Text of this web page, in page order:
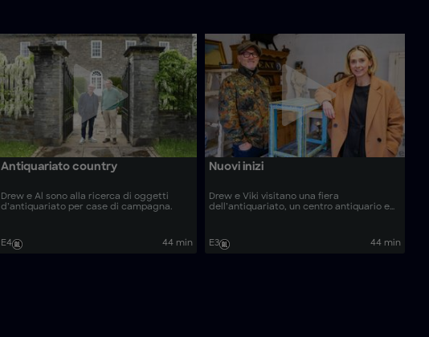
Antiquariato country
Drew e Al sono alla ricerca di oggetti
d’antiquariato per case di campagna.
E4 44 min
Nuovi inizi
Drew e Viki visitano una fiera
dell’antiquariato, un centro antiquario e
E3 44 min